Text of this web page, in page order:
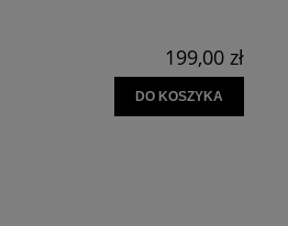
199,00 zł
DO KOSZYKA